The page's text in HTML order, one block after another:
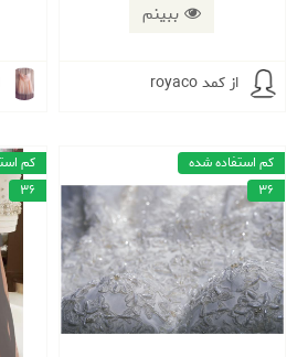
ببینم
از کمد royaco
کم استفاده شده
36
کم
36